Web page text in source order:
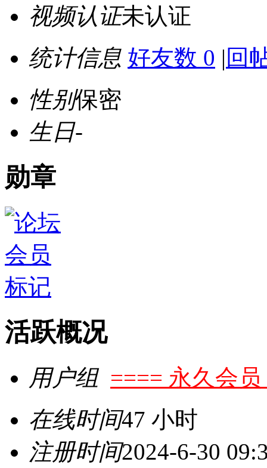
视频认证未认证
统计信息 好友数 0 | 回
性别保密
生日-
勋章
活跃概况
用户组 ==== 永久会员
在线时间47 小时
注册时间2024-6-30